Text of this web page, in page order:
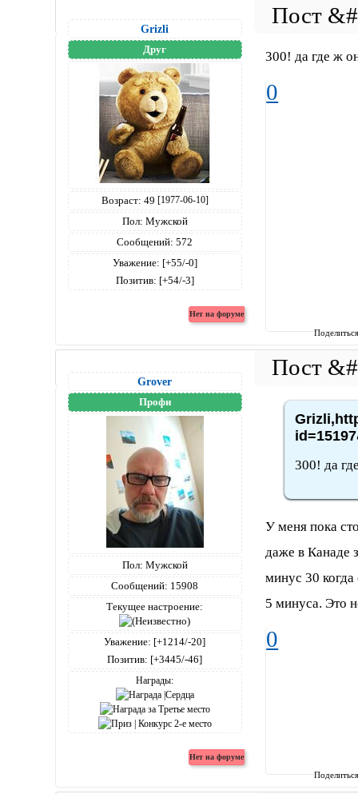
Grizli
Друг
Возраст: 49 [1977-06-10]
Пол: Мужской
Сообщений: 572
Уважение: [+55/-0]
Позитив: [+54/-3]
300! да где ж
0
Grover
Профи
Пол: Мужской
Сообщений: 15908
Текущее настроение:
Уважение: [+1214/-20]
Позитив: [+3445/-46]
Награды:
300! да
У меня пока
даже в Канаде
минус 30
5 минуса. Это
0